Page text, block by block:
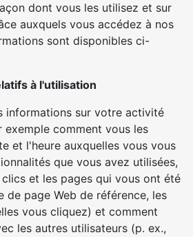
dont vous les utilisez et sur
auxquels vous accédez à nos
sont disponibles ci-
à l'utilisation
informations sur votre activité
exemple comment vous les
et l'heure auxquelles vous vous
que vous avez utilisées,
et les pages qui vous ont été
de page Web de référence, les
vous cliquez) et comment
les autres utilisateurs (p. ex.,